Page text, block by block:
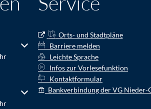
auszublenden
auszublenden
Orts- und Stadtpläne
Barriere melden
Leichte Sprache
Infos zur Vorlesefunktion
Kontaktformular
Bankverbindung der VG Nieder-